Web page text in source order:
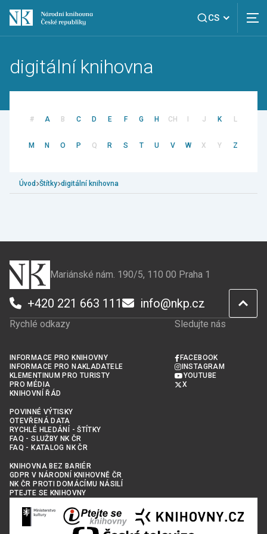
CS
digitální knihovna
# A B C D E F G H CH I J K L
M N O P Q R S T U V W X Y Z
Úvod Štítky digitální knihovna
Mariánské nám. 190/5, 110 00 Praha 1
+420 221 663 111 info@nkp.cz
Rychlé odkazy
INFORMACE PRO KNIHOVNY
INFORMACE PRO NAKLADATELE
KLEMENTINUM PRO TURISTY
PRO MÉDIA
KNIHOVNÍ ŘÁD
POVINNÉ VÝTISKY
OTEVŘENÁ DATA
RYCHLÉ HLEDÁNÍ - ŠTÍTKY
FAQ - SLUŽBY NK ČR
FAQ - KATALOG NK ČR
KNIHOVNA BEZ BARIÉR
GDPR V NÁRODNÍ KNIHOVNĚ ČR
NK ČR PROTI DOMÁCÍMU NÁSILÍ
PTEJTE SE KNIHOVNY
Sledujte nás
FACEBOOK
INSTAGRAM
YOUTUBE
X